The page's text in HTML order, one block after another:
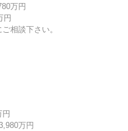
万円
円
相談下さい。
万円